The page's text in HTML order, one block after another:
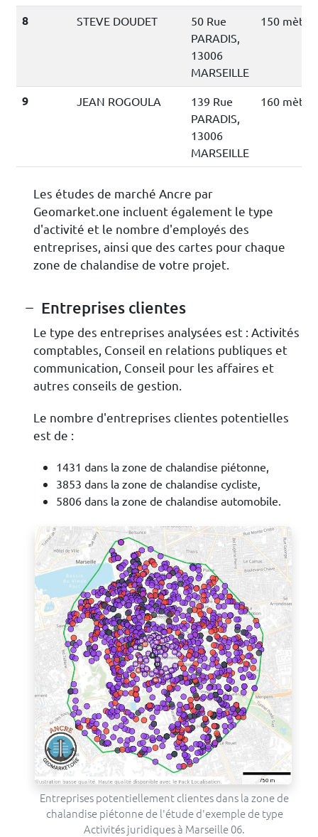
8 STEVE DOUDET
50 Rue
PARADIS,
13006
MARSEILLE
150 mètres
9 JEAN ROGOULA
139 Rue
PARADIS,
13006
MARSEILLE
160 mètres
Les études de marché Ancre par
Geomarket.one incluent également le type
d'activité et le nombre d'employés des
entreprises, ainsi que des cartes pour chaque
zone de chalandise de votre projet.
Entreprises clientes
Le type des entreprises analysées est : Activités
comptables, Conseil en relations publiques et
communication, Conseil pour les affaires et
autres conseils de gestion.
Le nombre d'entreprises clientes potentielles
est de :
1431 dans la zone de chalandise piétonne,
3853 dans la zone de chalandise cycliste,
5806 dans la zone de chalandise automobile.
Entreprises potentiellement clientes dans la zone de
chalandise piétonne de l'étude d'exemple de type
Activités juridiques à Marseille 06.